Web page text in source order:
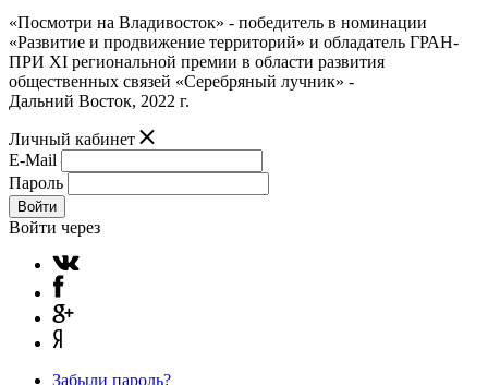
«Посмотри на Владивосток» - победитель в номинации
«Развитие и продвижение территорий» и обладатель ГРАН-
ПРИ XI региональной премии в области развития
общественных связей «Серебряный лучник» -
Дальний Восток, 2022 г.
Личный кабинет
E-Mail
Пароль
Войти
Войти через
Забыли пароль?